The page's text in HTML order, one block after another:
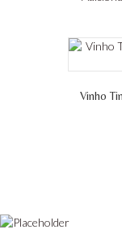
Quinta
Quinta
Quinta
Vinho